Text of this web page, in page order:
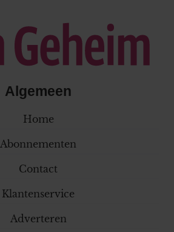
Algemeen
Home
Abonnementen
Contact
Klantenservice
Adverteren